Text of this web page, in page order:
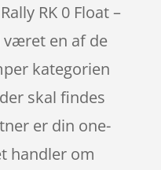
RK 0 Float –
været en af de
kategorien
skal findes
er din one-
handler om